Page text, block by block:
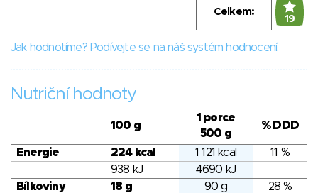
Celkem:
19
Jak hodnotíme? Podívejte se na náš systém hodnocení.
Nutriční hodnoty
100 g
1 porce
500 g
% DDD
Energie 224 kcal 1 121 kcal
11 %
938 kJ
4690 kJ
Bílkoviny
18 g 90 g
28 %